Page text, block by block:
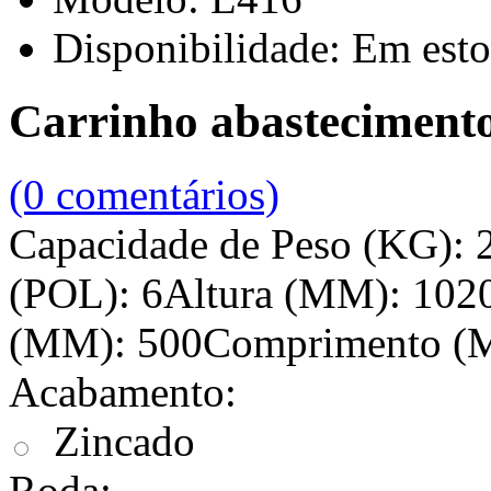
Disponibilidade: Em
Carrinho
(0 comentários)
Capacidade de Peso (KG):
(POL): 6Altura (MM):
(MM): 500Comprimento
Acabamento:
Zincado